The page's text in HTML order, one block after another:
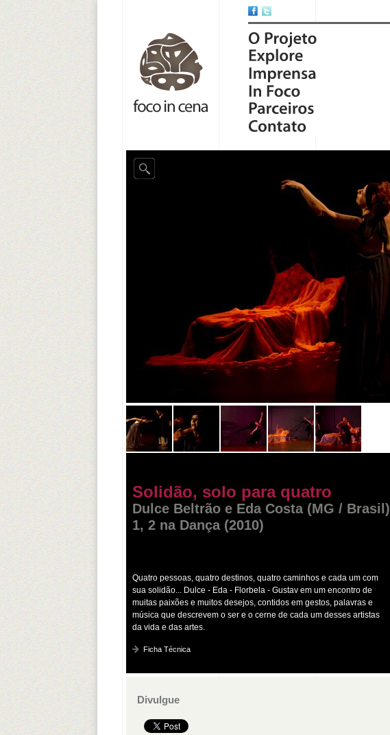
Solidão, solo para quatro
Dulce Beltrão e Eda Costa (MG / Brasil)
1, 2 na Dança (2010)
Quatro pessoas, quatro destinos, quatro caminhos e cada um com
sua solidão... Dulce - Eda - Florbela - Gustav em um encontro de
muitas paixões e muitos desejos, contidos em gestos, palavras e
música que descrevem o ser e o cerne de cada um desses artistas
da vida e das artes.
Ficha Técnica
Divulgue